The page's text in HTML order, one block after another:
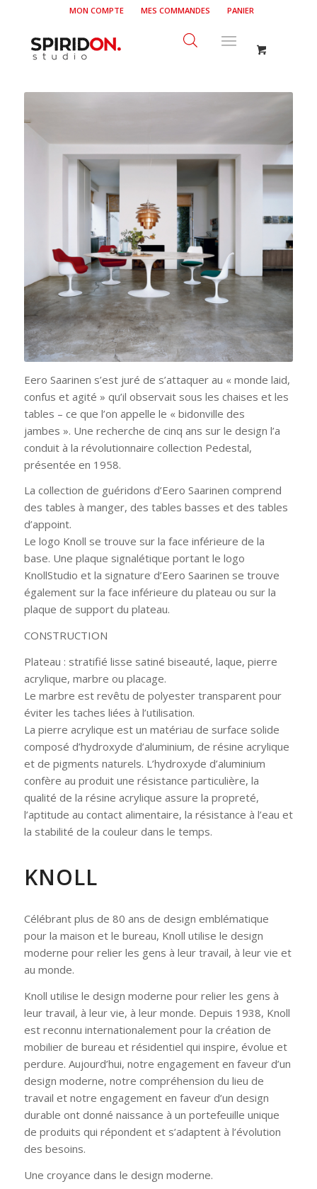
MON COMPTE MES COMMANDES PANIER
Eero Saarinen s’est juré de s’attaquer au « monde laid,
confus et agité » qu’il observait sous les chaises et les
tables – ce que l’on appelle le « bidonville des
jambes ». Une recherche de cinq ans sur le design l’a
conduit à la révolutionnaire collection Pedestal,
présentée en 1958.
La collection de guéridons d’Eero Saarinen comprend
des tables à manger, des tables basses et des tables
d’appoint.
Le logo Knoll se trouve sur la face inférieure de la
base. Une plaque signalétique portant le logo
KnollStudio et la signature d’Eero Saarinen se trouve
également sur la face inférieure du plateau ou sur la
plaque de support du plateau.
CONSTRUCTION
Plateau : stratifié lisse satiné biseauté, laque, pierre
acrylique, marbre ou placage.
Le marbre est revêtu de polyester transparent pour
éviter les taches liées à l’utilisation.
La pierre acrylique est un matériau de surface solide
composé d’hydroxyde d’aluminium, de résine acrylique
et de pigments naturels. L’hydroxyde d’aluminium
confère au produit une résistance particulière, la
qualité de la résine acrylique assure la propreté,
l’aptitude au contact alimentaire, la résistance à l’eau et
la stabilité de la couleur dans le temps.
KNOLL
Célébrant plus de 80 ans de design emblématique
pour la maison et le bureau, Knoll utilise le design
moderne pour relier les gens à leur travail, à leur vie et
au monde.
Knoll utilise le design moderne pour relier les gens à
leur travail, à leur vie, à leur monde. Depuis 1938, Knoll
est reconnu internationalement pour la création de
mobilier de bureau et résidentiel qui inspire, évolue et
perdure. Aujourd’hui, notre engagement en faveur d’un
design moderne, notre compréhension du lieu de
travail et notre engagement en faveur d’un design
durable ont donné naissance à un portefeuille unique
de produits qui répondent et s’adaptent à l’évolution
des besoins.
Une croyance dans le design moderne.